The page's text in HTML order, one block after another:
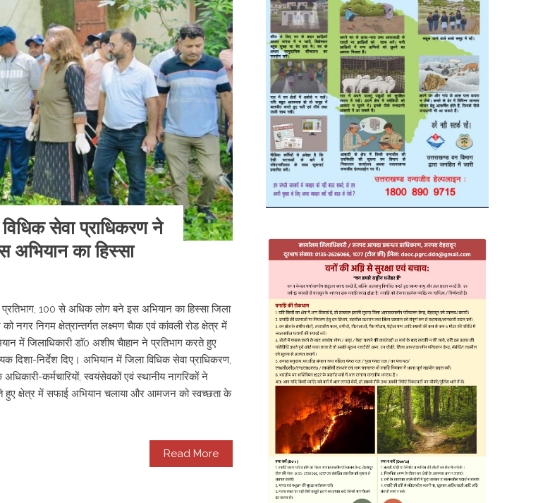
सेवा प्राधिकरण ने
अभियान का हिस्सा
100 से अधिक लोग बने इस अभियान का हिस्सा जिला
नगर निगम क्षेत्रान्तर्गत लक्ष्मण चैाक एवं कांवली रोड क्षेत्र में
में जिलाधिकारी डाॅ0 अशीष चैाहान ने प्रतिभाग करते हुए
दिशा-निर्देश दिए। अभियान में जिला विधिक सेवा प्राधिकरण,
कर्मचारियों, स्वयंसेवकों एवं स्थानीय नागरिकों ने
हुए क्षेत्र में सफाई अभियान चलाया और आमजन को स्वच्छता के
Read More